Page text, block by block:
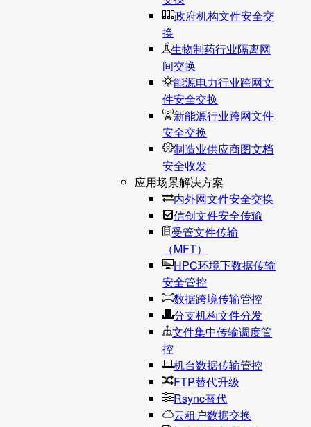
政府机构文件安全交
换
生物制药行业隔离网
间交换
能源电力行业跨网文
件安全交换
新能源行业跨网文件
安全交换
制造业供应商图文档
安全收发
应用场景解决方案
内外网文件安全交换
信创文件安全传输
受管文件传输
（MFT）
HPC环境下数据传输
安全管控
数据跨境传输管控
分支机构文件分发
文件集中传输调度管
控
机台数据传输管控
FTP替代升级
Rsync替代
云租户数据交换